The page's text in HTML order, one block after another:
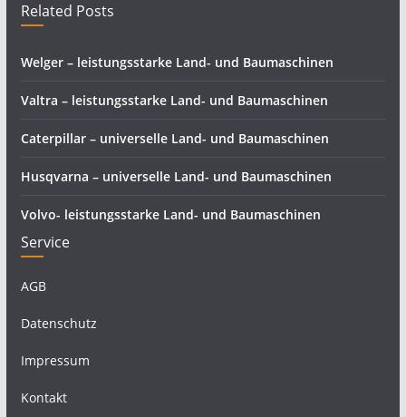
Related Posts
Welger – leistungsstarke Land- und Baumaschinen
Valtra – leistungsstarke Land- und Baumaschinen
Caterpillar – universelle Land- und Baumaschinen
Husqvarna – universelle Land- und Baumaschinen
Volvo- leistungsstarke Land- und Baumaschinen
Service
AGB
Datenschutz
Impressum
Kontakt